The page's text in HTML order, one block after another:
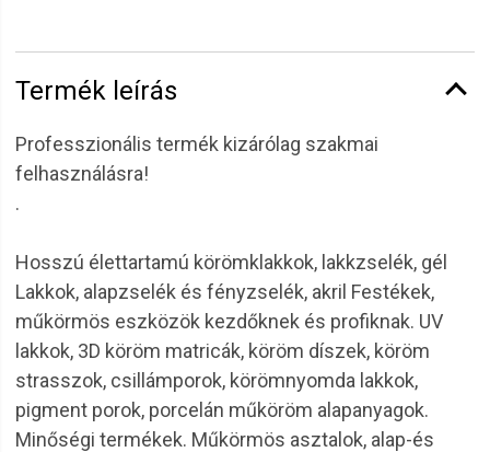
Termék leírás
Professzionális termék kizárólag szakmai
felhasználásra!
.
Hosszú élettartamú körömklakkok, lakkzselék, gél
Lakkok, alapzselék és fényzselék, akril Festékek,
műkörmös eszközök kezdőknek és profiknak. UV
lakkok, 3D köröm matricák, köröm díszek, köröm
strasszok, csillámporok, körömnyomda lakkok,
pigment porok, porcelán műköröm alapanyagok.
Minőségi termékek. Műkörmös asztalok, alap-és